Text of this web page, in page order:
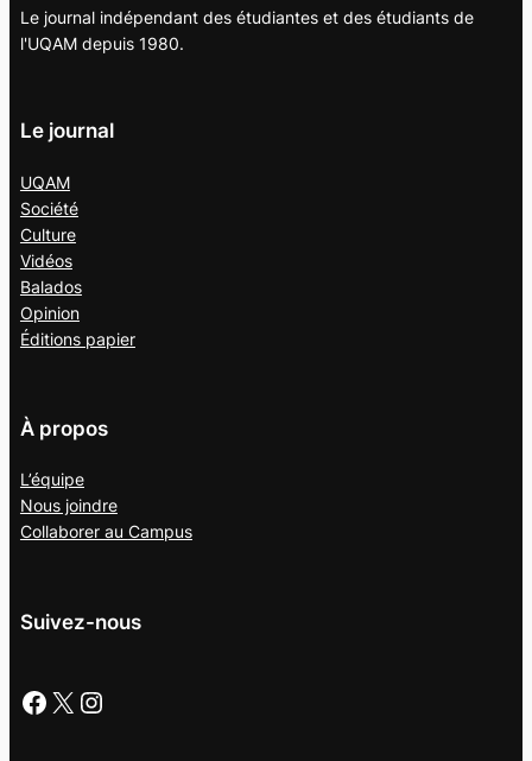
Le journal indépendant des étudiantes et des étudiants de
l'UQAM depuis 1980.
Le journal
UQAM
Société
Culture
Vidéos
Balados
Opinion
Éditions papier
À propos
L’équipe
Nous joindre
Collaborer au Campus
Suivez-nous
Facebook X Instagram